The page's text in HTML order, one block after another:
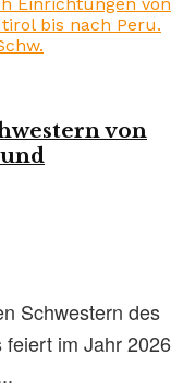
von
Schwestern des
feiert im Jahr 2026